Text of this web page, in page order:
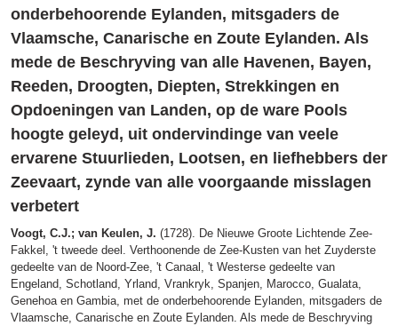
onderbehoorende Eylanden, mitsgaders de
Vlaamsche, Canarische en Zoute Eylanden. Als
mede de Beschryving van alle Havenen, Bayen,
Reeden, Droogten, Diepten, Strekkingen en
Opdoeningen van Landen, op de ware Pools
hoogte geleyd, uit ondervindinge van veele
ervarene Stuurlieden, Lootsen, en liefhebbers der
Zeevaart, zynde van alle voorgaande misslagen
verbetert
Voogt, C.J.; van Keulen, J. (1728). De Nieuwe Groote Lichtende Zee-
Fakkel, 't tweede deel. Verthoonende de Zee-Kusten van het Zuyderste
gedeelte van de Noord-Zee, 't Canaal, 't Westerse gedeelte van
Engeland, Schotland, Yrland, Vrankryk, Spanjen, Marocco, Gualata,
Genehoa en Gambia, met de onderbehoorende Eylanden, mitsgaders de
Vlaamsche, Canarische en Zoute Eylanden. Als mede de Beschryving